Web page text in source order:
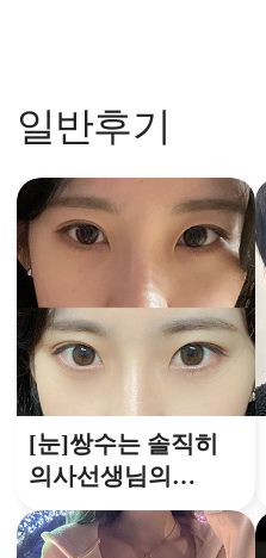
일반후기
[눈]쌍수는 솔직히
의사선생님의
미감이 참 중요하다
생각하는데 이 분은